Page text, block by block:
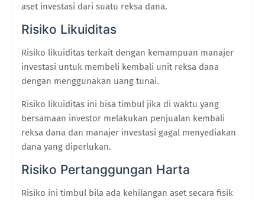
aset investasi dari suatu reksa dana.
Risiko Likuiditas
Risiko likuiditas terkait dengan kemampuan manajer
investasi untuk membeli kembali unit reksa dana
dengan menggunakan uang tunai.
Risiko likuiditas ini bisa timbul jika di waktu yang
bersamaan investor melakukan penjualan kembali
reksa dana dan manajer investasi gagal menyediakan
dana yang diperlukan.
Risiko Pertanggungan Harta
Risiko ini timbul bila ada kehilangan aset secara fisik